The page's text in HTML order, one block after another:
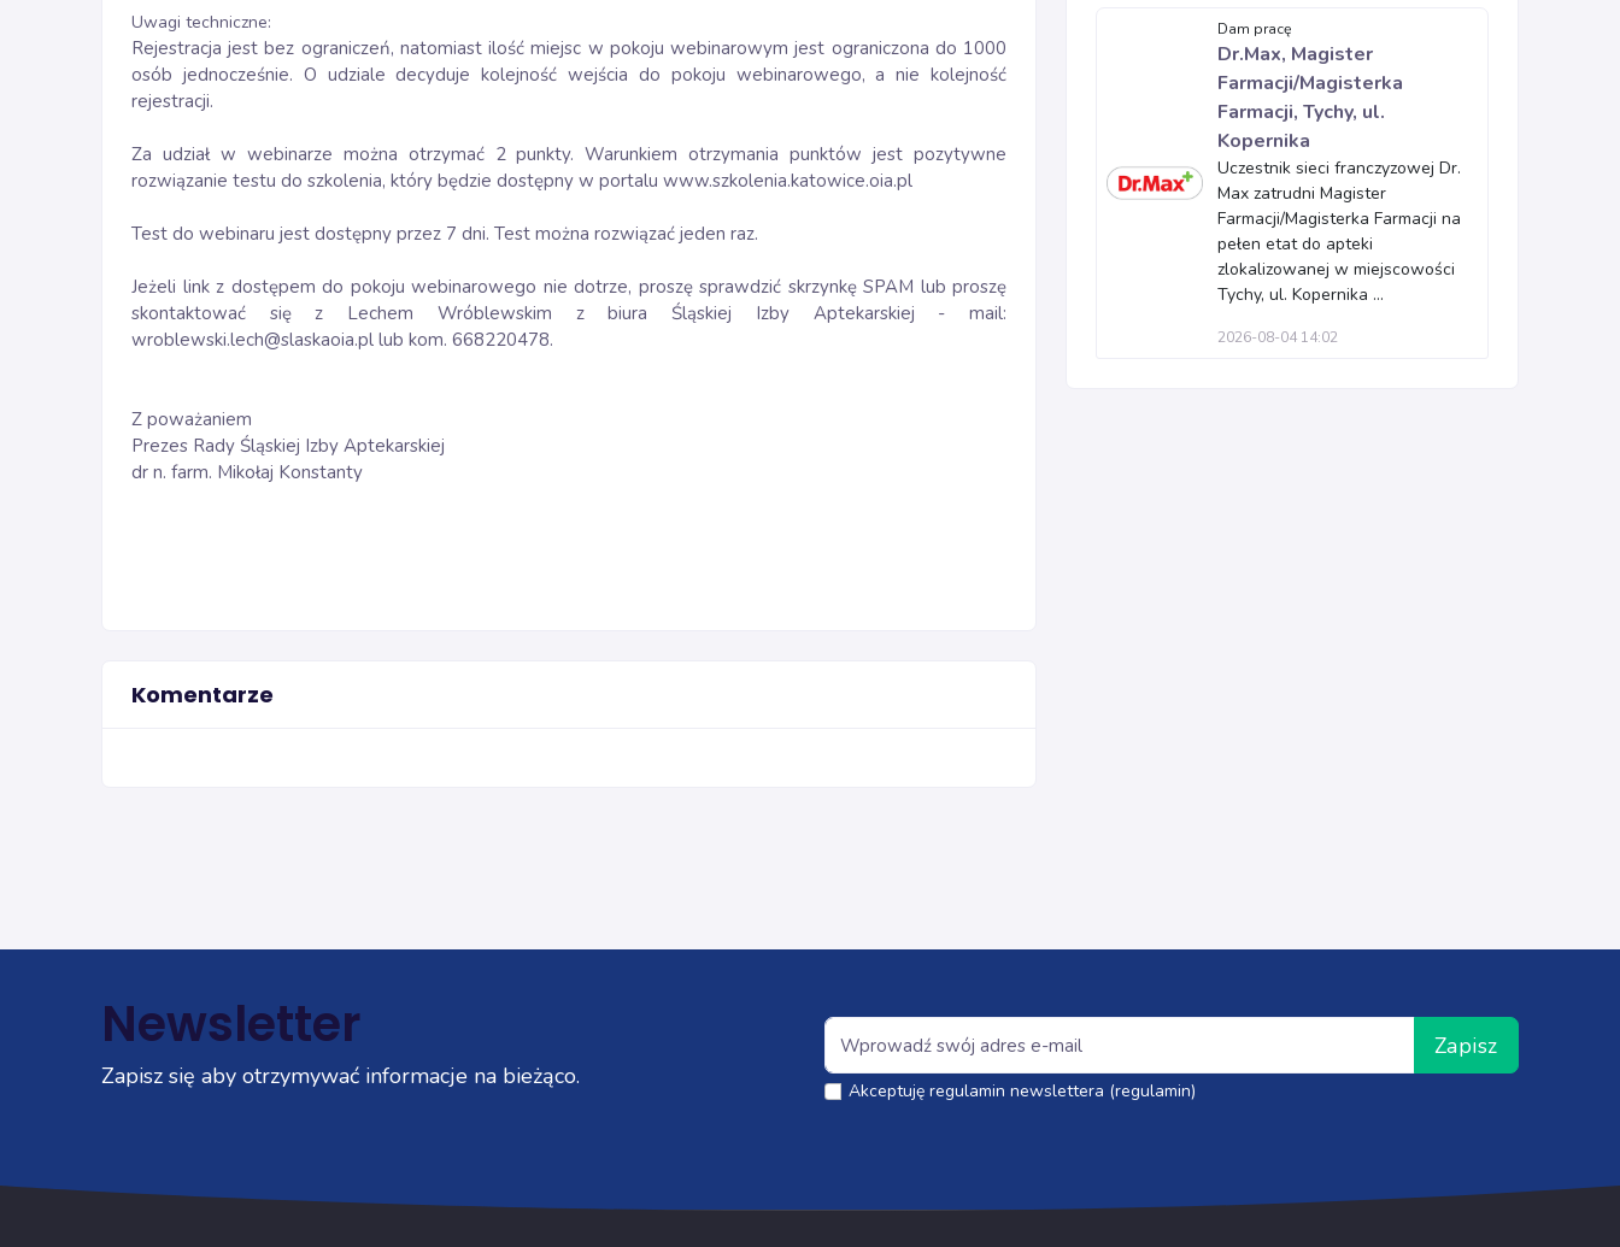
Uwagi techniczne:
Rejestracja jest bez ograniczeń, natomiast ilość miejsc w pokoju webinarowym jest ograniczona do 1000
osób jednocześnie. O udziale decyduje kolejność wejścia do pokoju webinarowego, a nie kolejność
rejestracji.
Za udział w webinarze można otrzymać 2 punkty. Warunkiem otrzymania punktów jest pozytywne
rozwiązanie testu do szkolenia, który będzie dostępny w portalu www.szkolenia.katowice.oia.pl
Test do webinaru jest dostępny przez 7 dni. Test można rozwiązać jeden raz.
Jeżeli link z dostępem do pokoju webinarowego nie dotrze, proszę sprawdzić skrzynkę SPAM lub proszę
skontaktować się z Lechem Wróblewskim z biura Śląskiej Izby Aptekarskiej - mail:
wroblewski.lech@slaskaoia.pl lub kom. 668220478.
Z poważaniem
Prezes Rady Śląskiej Izby Aptekarskiej
dr n. farm. Mikołaj Konstanty
Komentarze
Dam pracę
Dr.Max, Magister
Farmacji/Magisterka
Farmacji, Tychy, ul.
Kopernika
Uczestnik sieci franczyzowej Dr.
Max zatrudni Magister
Farmacji/Magisterka Farmacji na
pełen etat do apteki
zlokalizowanej w miejscowości
Tychy, ul. Kopernika ...
2026-08-04 14:02
Newsletter
Zapisz się aby otrzymywać informacje na bieżąco.
Zapisz
Akceptuję regulamin newslettera (regulamin)